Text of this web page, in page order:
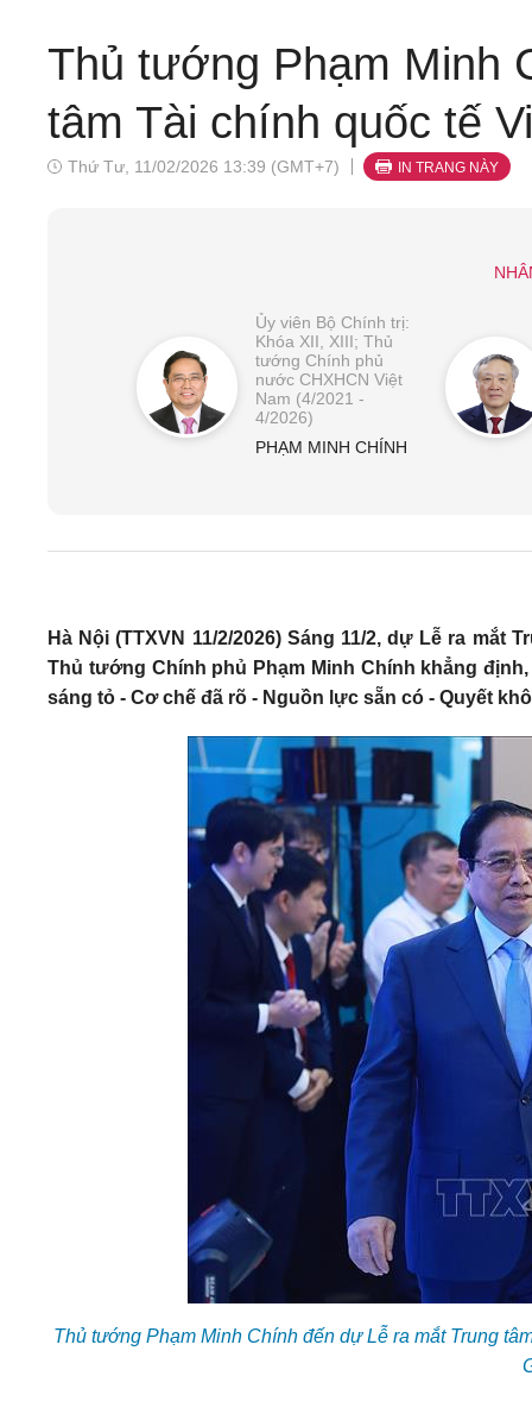
Thủ tướng Phạm Minh
tâm Tài chính quốc tế
Thứ Tư, 11/02/2026 13:39 (GMT+7) IN TRANG NÀY
Ủy viên Bộ Chính trị:
Khóa XII, XIII; Thủ
tướng Chính phủ
nước CHXHCN Việt
Nam (4/2021 -
4/2026)
PHẠM MINH CHÍNH
Hà Nội (TTXVN 11/2/2026) Sáng 11/2, dự Lễ ra mắt
Thủ tướng Chính phủ Phạm Minh Chính khẳng
sáng tỏ - Cơ chế đã rõ - Nguồn lực sẵn có - Quyết
Thủ tướng Phạm Minh Chính đến dự Lễ ra mắt Trung